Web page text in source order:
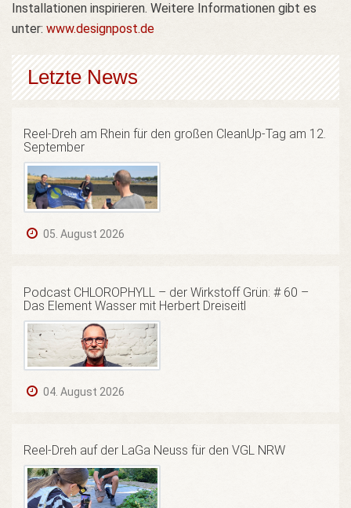
Installationen inspirieren. Weitere Informationen gibt es
unter: www.designpost.de
Letzte News
Reel-Dreh am Rhein für den großen CleanUp-Tag am 12.
September
05. August 2026
Podcast CHLOROPHYLL – der Wirkstoff Grün: # 60 –
Das Element Wasser mit Herbert Dreiseitl
04. August 2026
Reel-Dreh auf der LaGa Neuss für den VGL NRW